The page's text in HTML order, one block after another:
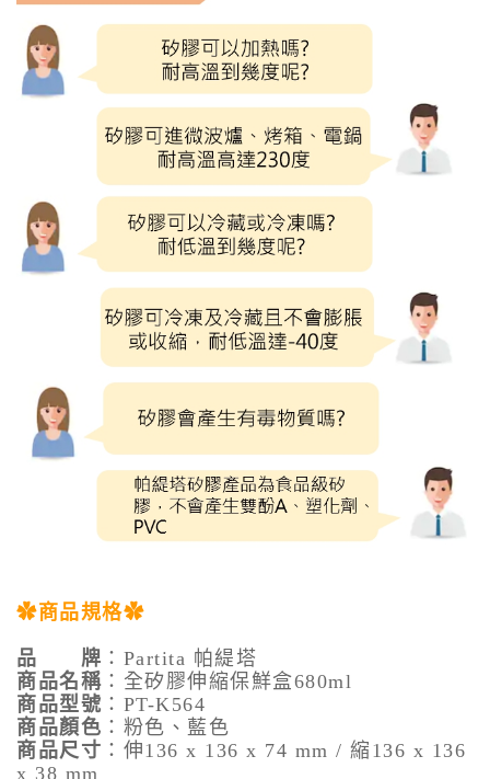
✿商品規格✿
品 牌 ：Partita 帕緹塔
商品名稱 ：全矽膠伸縮保鮮盒680ml
商品型號 ：PT-K564
商品顏色 ：粉色、藍色
商品尺寸 ： 伸136 x 136 x 74 mm / 縮136 x 136
x 38 mm